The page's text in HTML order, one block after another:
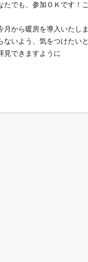
たでも、参加ＯＫです！
から暖房を導入いたしま
ないよう、気をつけたい
見できますように